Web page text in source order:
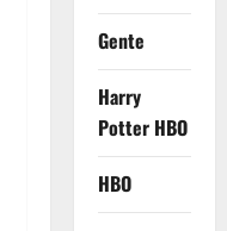
Gente
Harry
Potter HBO
HBO